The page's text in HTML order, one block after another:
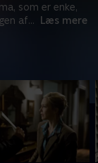
som er enke,
af... Læs mere